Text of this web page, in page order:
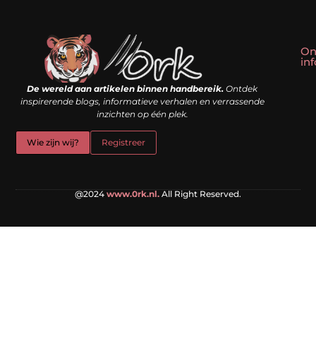
De wereld aan artikelen binnen handbereik. Ontdek
inspirerende blogs, informatieve verhalen en verrassende
inzichten op één plek.
Wie zijn wij? Registreer
@2024 www.0rk.nl. All Right Reserved.